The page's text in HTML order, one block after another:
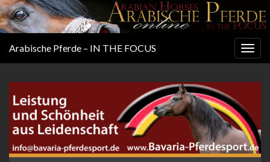
Arabische Pferde – IN THE FOCUS